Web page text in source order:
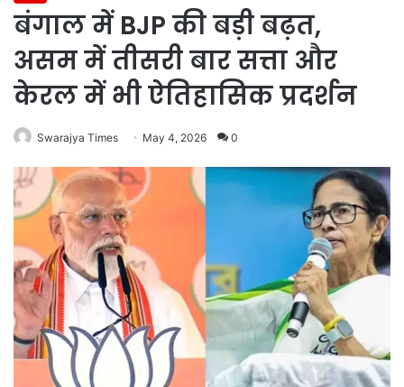
बंगाल में BJP की बड़ी बढ़त,
असम में तीसरी बार सत्ता और
केरल में भी ऐतिहासिक प्रदर्शन
Swarajya Times May 4, 2026 0